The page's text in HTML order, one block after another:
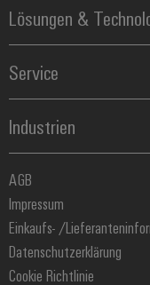
Industriedrucker
Koppelrelais
Stromversorgungen
Lösungen &
Automatisierung
Industrial IoT
Industrial Security
Single Pair Ethernet
Service
Connectivity Consulting
eShop / Digitale
Engineering-Daten
PCB Connector Services
Support Center
Technische
Weidmüller Configurator
Industrien
Datencenter
Gerätehersteller
Maschinenbau
Photovoltaik
Wasserstoff
Weidmüller Industry Match
AGB
Impressum
Einkaufs- /
Datenschutzerklärung
Cookie Richtlinie